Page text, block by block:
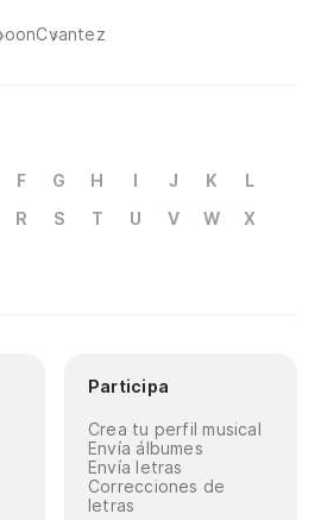
Cvantez
F G H I J K
L
R S T U V W
X
Participa
Crea tu perfil musical
Envía álbumes
Envía letras
Correcciones de
letras